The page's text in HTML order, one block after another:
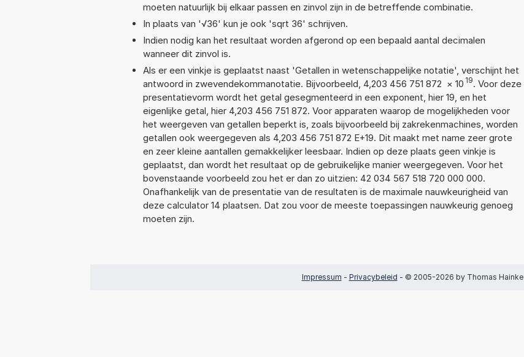
moeten natuurlijk bij elkaar passen en zinvol zijn in de betreffende combinatie.
In plaats van '√36' kun je ook 'sqrt 36' schrijven.
Indien nodig kan het resultaat worden afgerond op een bepaald aantal decimalen
wanneer dit zinvol is.
Als er een vinkje is geplaatst naast 'Getallen in wetenschappelijke notatie', verschijnt het
antwoord in zwevendekommanotatie. Bijvoorbeeld, 4,203 456 751 872 × 10 19. Voor deze
presentatievorm wordt het getal gesegmenteerd in een exponent, hier 19, en het
eigenlijke getal, hier 4,203 456 751 872. Voor apparaten waarop de mogelijkheden voor
het weergeven van getallen beperkt is, zoals bijvoorbeeld bij zakrekenmachines, worden
getallen ook weergegeven als 4,203 456 751 872 E+19. Dit maakt met name zeer grote
en zeer kleine aantallen gemakkelijker leesbaar. Indien op deze plaats geen vinkje is
geplaatst, dan wordt het resultaat op de gebruikelijke manier weergegeven. Voor het
bovenstaande voorbeeld zou het er dan zo uitzien: 42 034 567 518 720 000 000.
Onafhankelijk van de presentatie van de resultaten is de maximale nauwkeurigheid van
deze calculator 14 plaatsen. Dat zou voor de meeste toepassingen nauwkeurig genoeg
moeten zijn.
Impressum - Privacybeleid - © 2005-2026 by Thomas Hainke